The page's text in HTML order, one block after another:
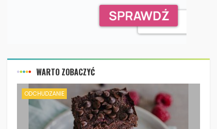
WARTO ZOBACZYĆ
ODCHUDZANIE